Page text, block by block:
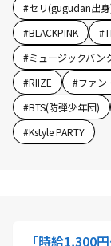
#セリ(gugudan出
#BLACKPINK #
#ミュージックバン
#RIIZE #ファン
#BTS(防弾少年団)
#Kstyle PARTY
「時給1,300